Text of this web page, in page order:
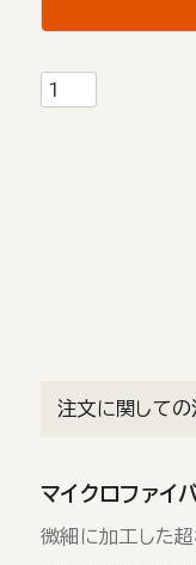
注文に関しての
マイクロファ
微細に加工した